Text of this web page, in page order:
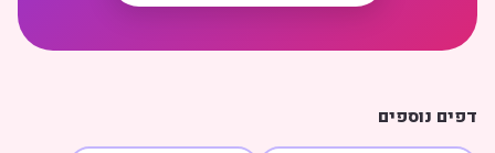
דפים נוספים